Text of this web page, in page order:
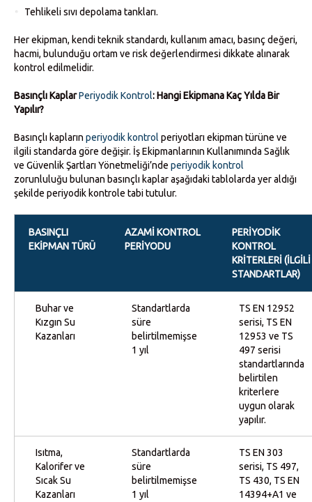
Tehlikeli sıvı depolama tankları.
Her ekipman, kendi teknik standardı, kullanım amacı, basınç değeri,
hacmi, bulunduğu ortam ve risk değerlendirmesi dikkate alınarak
kontrol edilmelidir.
Basınçlı KaplarPeriyodik Kontrol: Hangi Ekipmana Kaç Yılda Bir
Yapılır?
Basınçlı kaplarınperiyodik kontrol periyotları ekipman türüne ve
ilgili standarda göre değişir. İş Ekipmanlarının Kullanımında Sağlık
ve Güvenlik Şartları Yönetmeliği’ndeperiyodik kontrol
zorunluluğu bulunan basınçlı kaplar aşağıdaki tablolarda yer aldığı
şekilde periyodik kontrole tabi tutulur.
BASINÇLI
EKIPMAN TÜRÜ
AZAMI KONTROL
PERIYODU
PERIYODIK
KONTROL
KRITERLERI (ILGILI
STANDARTLAR)
Buhar ve
Kızgın Su
Kazanları
Standartlarda
süre
belirtilmemişse
1 yıl
TS EN 12952
serisi, TS EN
12953 ve TS
497 serisi
standartlarında
belirtilen
kriterlere
uygun olarak
yapılır.
Isıtma,
Kalorifer ve
Sıcak Su
Kazanları
Standartlarda
süre
belirtilmemişse
1 yıl
TS EN 303
serisi, TS 497,
TS 430, TS EN
14394+A1 ve